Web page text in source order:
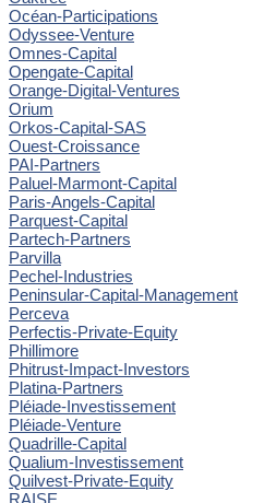
Océan-Participations
Odyssee-Venture
Omnes-Capital
Opengate-Capital
Orange-Digital-Ventures
Orium
Orkos-Capital-SAS
Ouest-Croissance
PAI-Partners
Paluel-Marmont-Capital
Paris-Angels-Capital
Parquest-Capital
Partech-Partners
Parvilla
Pechel-Industries
Peninsular-Capital-Management
Perceva
Perfectis-Private-Equity
Phillimore
Phitrust-Impact-Investors
Platina-Partners
Pléiade-Investissement
Pléiade-Venture
Quadrille-Capital
Qualium-Investissement
Quilvest-Private-Equity
RAISE